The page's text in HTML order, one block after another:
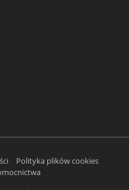
Polityka plików cookies